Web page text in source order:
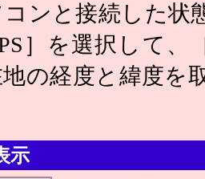
コンと接続した状
］を選択して、
の経度と緯度を
示